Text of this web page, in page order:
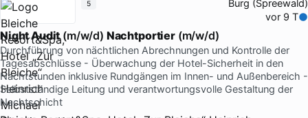
Burg (Spreewald)
vor 9 T
Night Audit(m/w/d) Nachtportier(m/w/d)
Durchführung von nächtlichen Abrechnungen und Kontrolle der
Tagesabschlüsse - Überwachung der Hotel-Sicherheit in den
Nachtstunden inklusive Rundgängen im Innen- und Außenbereich -
Selbstständige Leitung und verantwortungsvolle Gestaltung der
Nachtschicht
5